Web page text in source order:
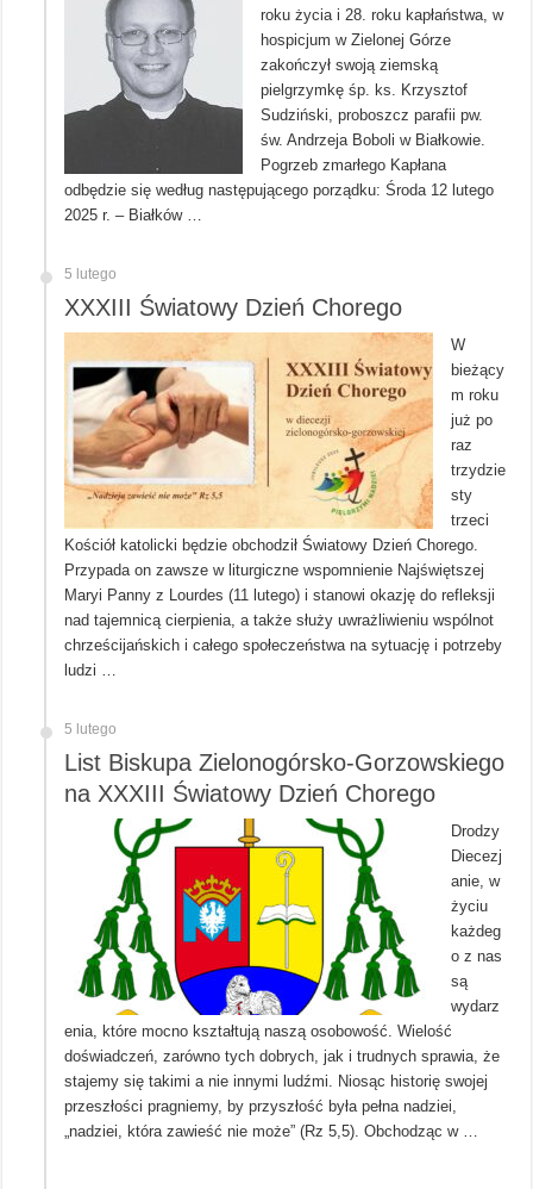
roku życia i 28. roku kapłaństwa, w
hospicjum w Zielonej Górze
zakończył swoją ziemską
pielgrzymkę śp. ks. Krzysztof
Sudziński, proboszcz parafii pw.
św. Andrzeja Boboli w Białkowie.
Pogrzeb zmarłego Kapłana
odbędzie się według następującego porządku: Środa 12 lutego
2025 r. – Białków …
5 lutego
XXXIII Światowy Dzień Chorego
W
bieżący
m roku
już po
raz
trzydzie
sty
trzeci
Kościół katolicki będzie obchodził Światowy Dzień Chorego.
Przypada on zawsze w liturgiczne wspomnienie Najświętszej
Maryi Panny z Lourdes (11 lutego) i stanowi okazję do refleksji
nad tajemnicą cierpienia, a także służy uwrażliwieniu wspólnot
chrześcijańskich i całego społeczeństwa na sytuację i potrzeby
ludzi …
5 lutego
List Biskupa Zielonogórsko-Gorzowskiego
na XXXIII Światowy Dzień Chorego
Drodzy
Diecezj
anie, w
życiu
każdeg
o z nas
są
wydarz
enia, które mocno kształtują naszą osobowość. Wielość
doświadczeń, zarówno tych dobrych, jak i trudnych sprawia, że
stajemy się takimi a nie innymi ludźmi. Niosąc historię swojej
przeszłości pragniemy, by przyszłość była pełna nadziei,
„nadziei, która zawieść nie może” (Rz 5,5). Obchodząc w …